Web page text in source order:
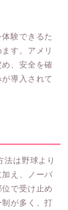
験できるた
す。アメリ
、安全を確
導入されて
法は野球より
え、ノーバ
で受け止め
が多く、打